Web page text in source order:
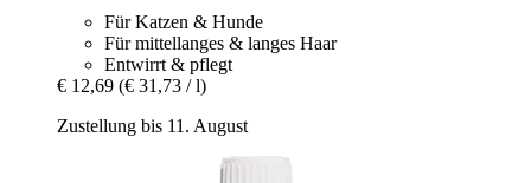
Für Katzen & Hunde
Für mittellanges & langes Haar
Entwirrt & pflegt
€ 12,69 (€ 31,73 / l)
Zustellung bis 11. August